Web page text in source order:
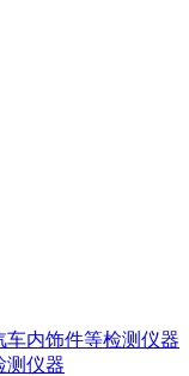
内饰件等检测仪器
测仪器